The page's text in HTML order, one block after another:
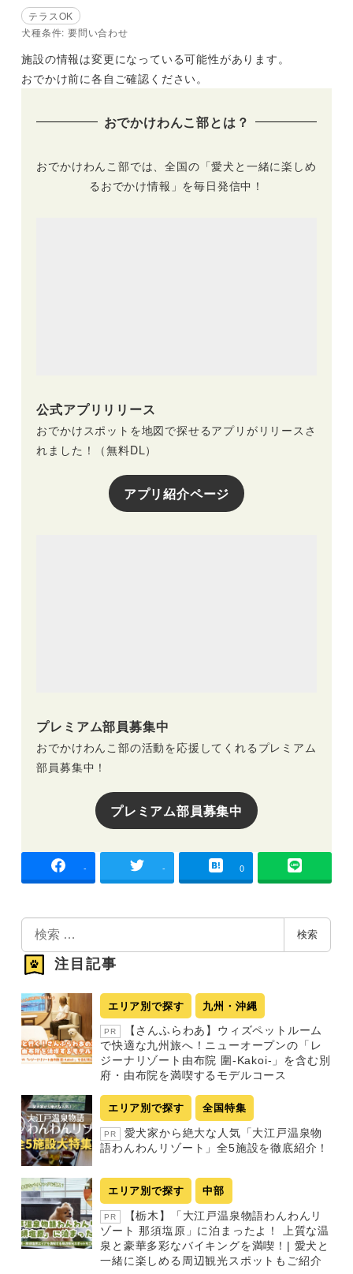
テラスOK
犬種条件: 要問い合わせ
施設の情報は変更になっている可能性があります。
おでかけ前に各自ご確認ください。
おでかけわんこ部とは？
おでかけわんこ部では、全国の「愛犬と一緒に楽しめ
るおでかけ情報」を毎日発信中！
公式アプリリリース
おでかけスポットを地図で探せるアプリがリリースさ
れました！（無料DL）
アプリ紹介ページ
プレミアム部員募集中
おでかけわんこ部の活動を応援してくれるプレミアム
部員募集中！
プレミアム部員募集中
- - 0
検
索
検索
注目記事
エリア別で探す 九州・沖縄
PR
【さんふらわあ】ウィズペットルーム
で快適な九州旅へ！ニューオープンの「レ
ジーナリゾート由布院 圍-Kakoi-」を含む別
府・由布院を満喫するモデルコース
エリア別で探す 全国特集
PR
愛犬家から絶大な人気「大江戸温泉物
語わんわんリゾート」全5施設を徹底紹介！
エリア別で探す 中部
PR
【栃木】「大江戸温泉物語わんわんリ
ゾート 那須塩原」に泊まったよ！ 上質な温
泉と豪華多彩なバイキングを満喫！| 愛犬と
一緒に楽しめる周辺観光スポットもご紹介